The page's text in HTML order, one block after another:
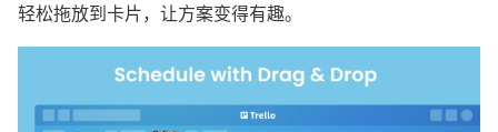
轻松拖放到卡片，让方案变得有趣。